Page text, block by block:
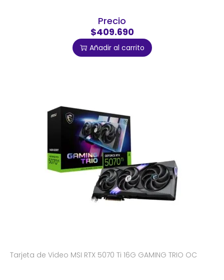
Precio
$409.690
Añadir al carrito
Tarjeta de Video MSI RTX 5070 Ti 16G GAMING TRIO OC